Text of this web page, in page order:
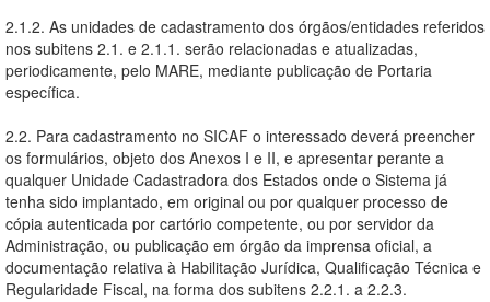
2.1.2. As unidades de cadastramento dos órgãos/entidades referidos
nos subitens 2.1. e 2.1.1. serão relacionadas e atualizadas,
periodicamente, pelo MARE, mediante publicação de Portaria
específica.
2.2. Para cadastramento no SICAF o interessado deverá preencher
os formulários, objeto dos Anexos I e II, e apresentar perante a
qualquer Unidade Cadastradora dos Estados onde o Sistema já
tenha sido implantado, em original ou por qualquer processo de
cópia autenticada por cartório competente, ou por servidor da
Administração, ou publicação em órgão da imprensa oficial, a
documentação relativa à Habilitação Jurídica, Qualificação Técnica e
Regularidade Fiscal, na forma dos subitens 2.2.1. a 2.2.3.